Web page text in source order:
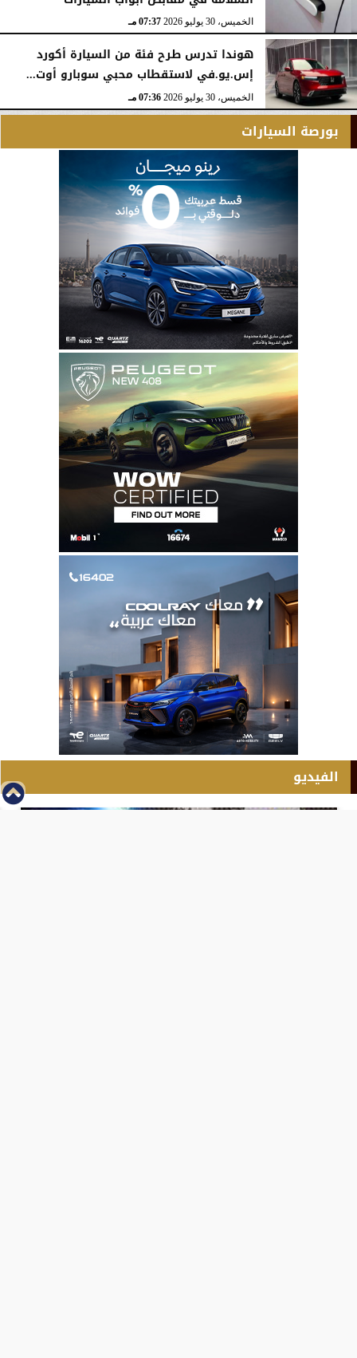
الخميس، 30 يوليو 2026 07:37 مـ
هوندا تدرس طرح فئة من السيارة أكورد
إس.يو.في لاستقطاب محبي سوبارو أوت...
الخميس، 30 يوليو 2026 07:36 مـ
بورصة السيارات
الفيديو